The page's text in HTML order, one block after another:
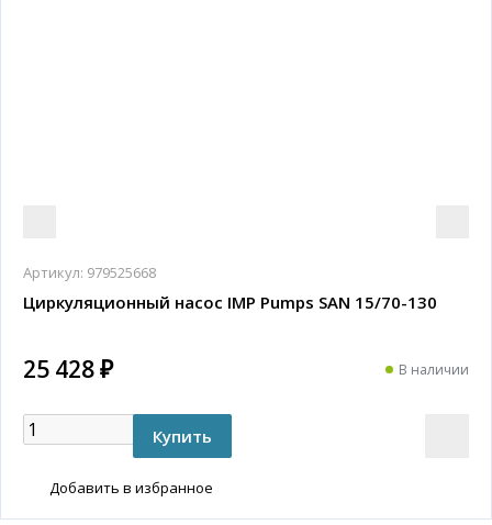
Артикул: 979525668
Циркуляционный насос IMP Pumps SAN 15/70-130
25 428 ₽ В наличии
Добавить в избранное